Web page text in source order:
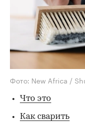
Фото: New Africa /
Что это
Как сварить